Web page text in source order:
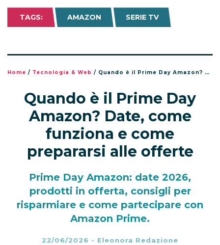
TAGS: AMAZON SERIE TV
Home / Tecnologia & Web / Quando è il Prime Day Amazon? Date, come funziona e come prepararsi alle offerte
Quando è il Prime Day
Amazon? Date, come
funziona e come
prepararsi alle offerte
Prime Day Amazon: date 2026,
prodotti in offerta, consigli per
risparmiare e come partecipare con
Amazon Prime.
22/06/2026 - Eleonora Redazione